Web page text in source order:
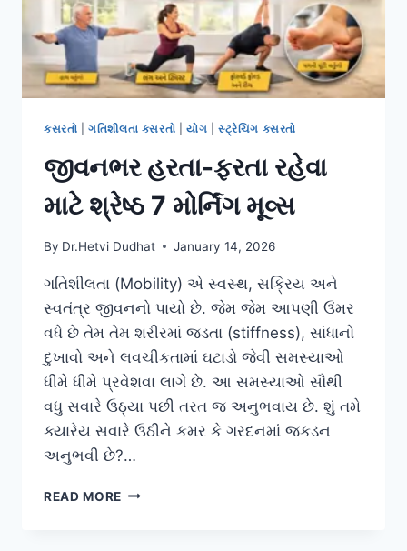
કસરતો |ગતિશીલતા કસરતો યોગ સ્ટ્રેચિંગ કસરતો
જીવનભર હરતા-ફરતા રહેવા
માટે શ્રેષ્ઠ 7 મોર્નિંગ મૂવ્સ
By Dr.Hetvi Dudhat January 14, 2026
ગતિશીલતા (Mobility) એ સ્વસ્થ, સક્રિય અને
સ્વતંત્ર જીવનનો પાયો છે. જેમ જેમ આપણી ઉંમર
વધે છે તેમ તેમ શરીરમાં જડતા (stiffness), સાંધાનો
દુખાવો અને લવચીકતામાં ઘટાડો જેવી સમસ્યાઓ
ધીમે ધીમે પ્રવેશવા લાગે છે. આ સમસ્યાઓ સૌથી
વધુ સવારે ઉઠ્યા પછી તરત જ અનુભવાય છે. શું તમે
ક્યારેય સવારે ઉઠીને કમર કે ગરદનમાં જકડન
અનુભવી છે?…
READ MORE જીવનભર